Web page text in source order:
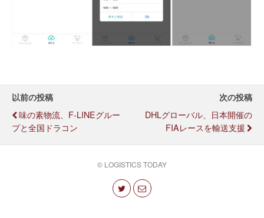
以前の投稿
味の素物流、F-LINEグルー
プと全国ドラコン
次の投稿
DHLグローバル、日本開催の
FIAレースを輸送支援
© LOGISTICS TODAY